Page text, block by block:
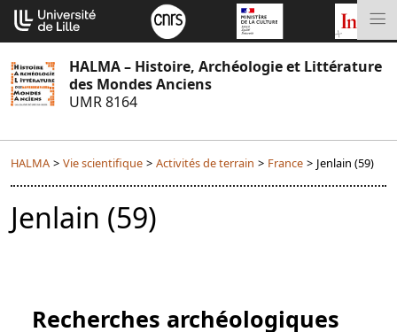
Aller
au
contenu
HALMA – Histoire, Archéologie et Littérature
des Mondes Anciens
UMR 8164
HALMA > Vie scientifique > Activités de terrain > France > Jenlain (59)
Jenlain (59)
Recherches archéologiques
Cookies management panel